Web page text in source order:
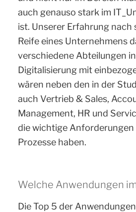
auch genauso stark im
ist. Unserer Erfahrung nach
Reife eines Unternehmens
verschiedene Abteilungen
Digitalisierung mit
wären neben den in der
auch Vertrieb & Sales,
Management, HR und
die wichtige Anforderungen
Prozesse haben.
Welche Anwendungen
Die Top 5 der